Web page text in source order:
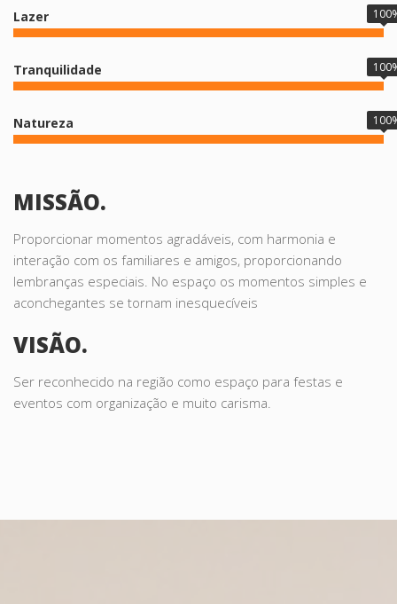
Lazer
Tranquilidade
Natureza
MISSÃO.
Proporcionar momentos agradáveis, com harmonia e
interação com os familiares e amigos, proporcionando
lembranças especiais. No espaço os momentos simples e
aconchegantes se tornam inesquecíveis
VISÃO.
Ser reconhecido na região como espaço para festas e
eventos com organização e muito carisma.